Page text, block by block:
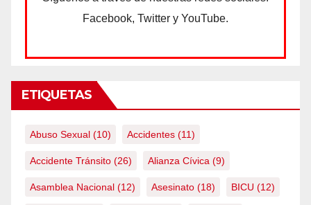
Facebook, Twitter y YouTube.
ETIQUETAS
Abuso Sexual (10) Accidentes (11)
Accidente Tránsito (26) Alianza Cívica (9)
Asamblea Nacional (12) Asesinato (18) BICU (12)